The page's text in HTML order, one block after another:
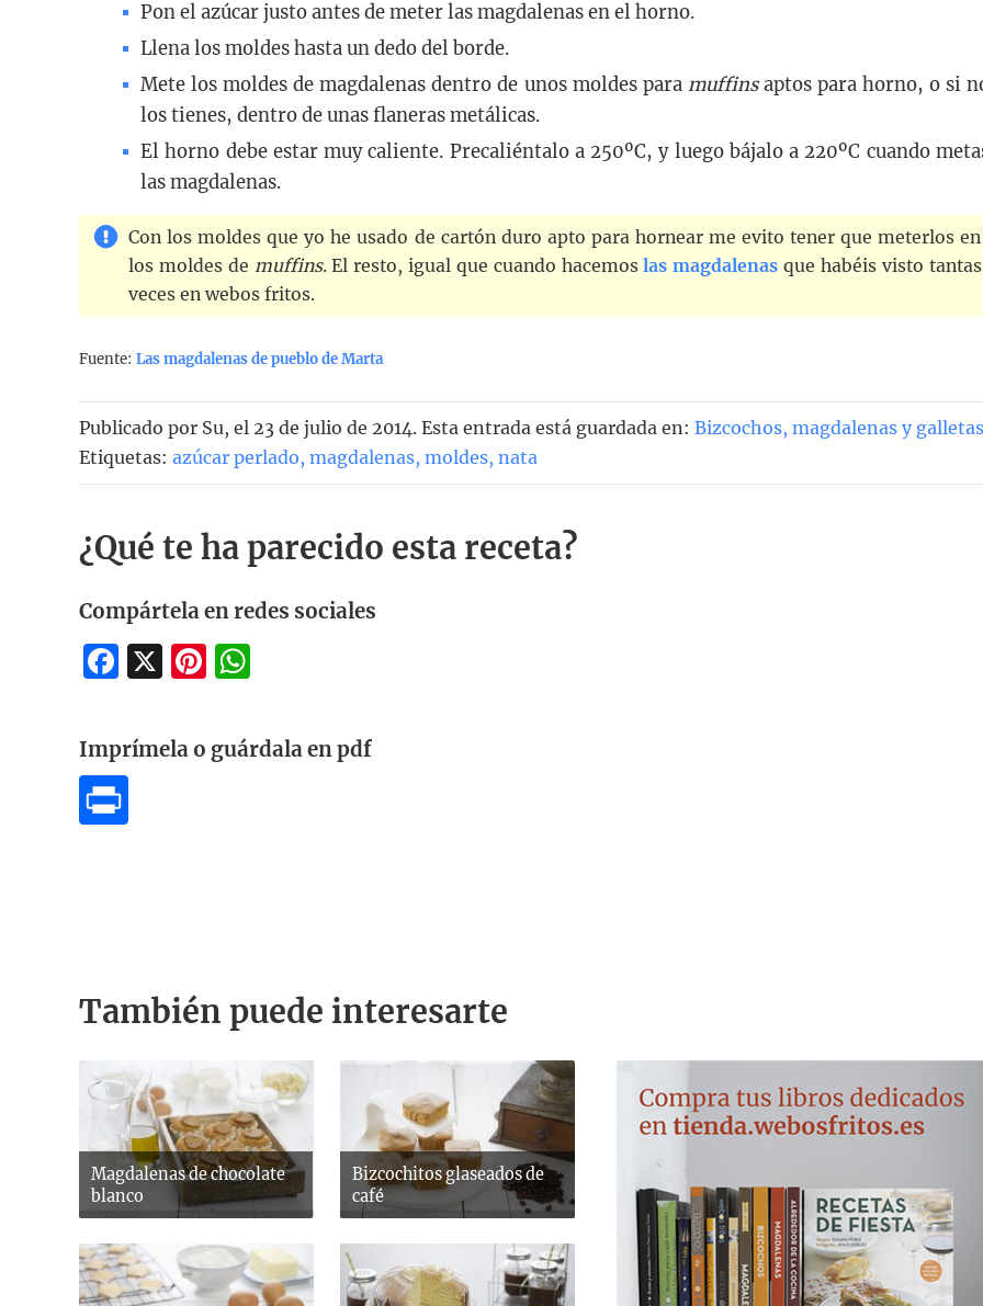
Pon el azúcar justo antes de meter las magdalenas en el horno.
Llena los moldes hasta un dedo del borde.
Mete los moldes de magdalenas dentro de unos moldes para muffinsaptos para horno, o si
los tienes, dentro de unas flaneras metálicas.
El horno debe estar muy caliente. Precaliéntalo a 250ºC, y luego bájalo a 220ºC cuando
las magdalenas.
Con los moldes que yo he usado de cartón duro apto para hornear me evito tener que meterlos en
los moldes de muffins. El resto, igual que cuando hacemoslas magdalenas que habéis visto tantas
veces en webos fritos.
Fuente: Las magdalenas de pueblo de Marta
Publicado por Su, el 23 de julio de 2014. Esta entrada está guardada en: Bizcochos, magdalenas y galletas
Etiquetas: azúcar perlado, magdalenas, moldes, nata
¿Qué te ha parecido esta receta?
Compártela en redes sociales
Facebook
X Pinterest
Imprímela o guárdala en pdf
También puede interesarte
Magdalenas de chocolate
blanco
Bizcochitos glaseados de
café